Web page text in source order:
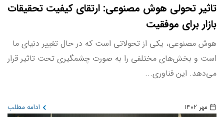
تاثیر تحولی هوش مصنوعی: ارتقای کیفیت تحقیقات
بازار برای موفقیت
هوش مصنوعی، یکی از تحولاتی است که در حال تغییر دنیای ما
است و بخش‌های مختلفی را به صورت چشمگیری تحت تاثیر قرار
می‌دهد. این فناوری...
مهر 1402 ادامه مطلب